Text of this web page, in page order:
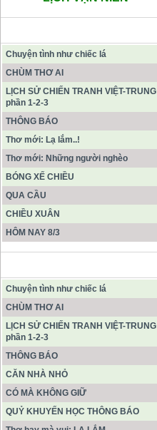
Chuyện tình như chiếc lá
CHÙM THƠ AI
LỊCH SỬ CHIẾN TRANH VIỆT-TRUNG
phần 1-2-3
THÔNG BÁO
Thơ mới: Lạ lắm..!
Thơ mới: Những người nghèo
BÓNG XẾ CHIỀU
QUA CẦU
CHIỀU XUÂN
HÔM NAY 8/3
Chuyện tình như chiếc lá
CHÙM THƠ AI
LỊCH SỬ CHIẾN TRANH VIỆT-TRUNG
phần 1-2-3
THÔNG BÁO
CĂN NHÀ NHỎ
CÓ MÀ KHÔNG GIỮ
QUỶ KHUYẾN HỌC THÔNG BÁO